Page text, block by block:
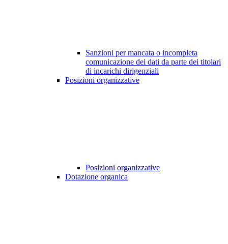
Sanzioni per mancata o incompleta
comunicazione dei dati da parte dei titolari
di incarichi dirigenziali
Posizioni organizzative
Posizioni organizzative
Dotazione organica